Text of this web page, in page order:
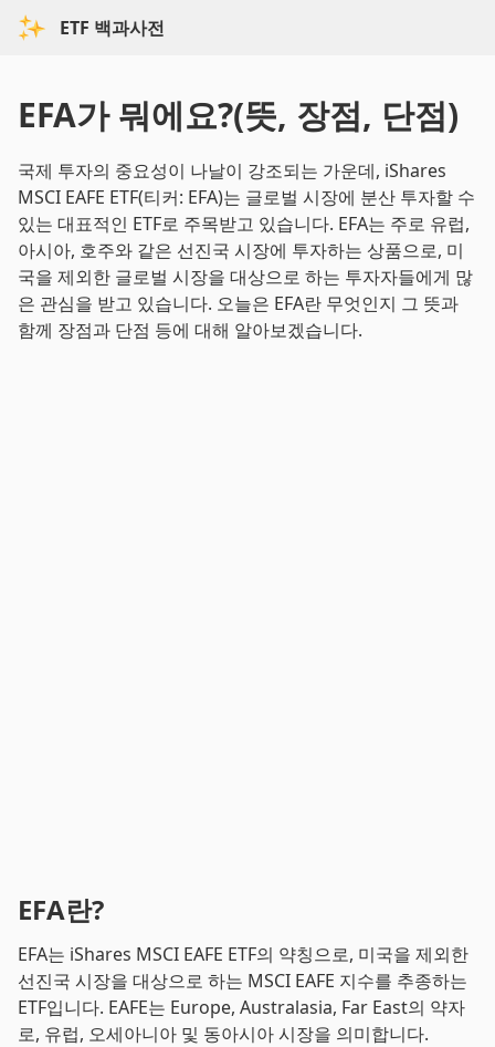
ETF 백과사전
EFA가 뭐에요?(뜻, 장점, 단점)
국제 투자의 중요성이 나날이 강조되는 가운데, iShares
MSCI EAFE ETF(티커: EFA)는 글로벌 시장에 분산 투자할 수
있는 대표적인 ETF로 주목받고 있습니다. EFA는 주로 유럽,
아시아, 호주와 같은 선진국 시장에 투자하는 상품으로, 미
국을 제외한 글로벌 시장을 대상으로 하는 투자자들에게 많
은 관심을 받고 있습니다. 오늘은 EFA란 무엇인지 그 뜻과
함께 장점과 단점 등에 대해 알아보겠습니다.
EFA란?
EFA는 iShares MSCI EAFE ETF의 약칭으로, 미국을 제외한
선진국 시장을 대상으로 하는 MSCI EAFE 지수를 추종하는
ETF입니다. EAFE는 Europe, Australasia, Far East의 약자
로, 유럽, 오세아니아 및 동아시아 시장을 의미합니다.